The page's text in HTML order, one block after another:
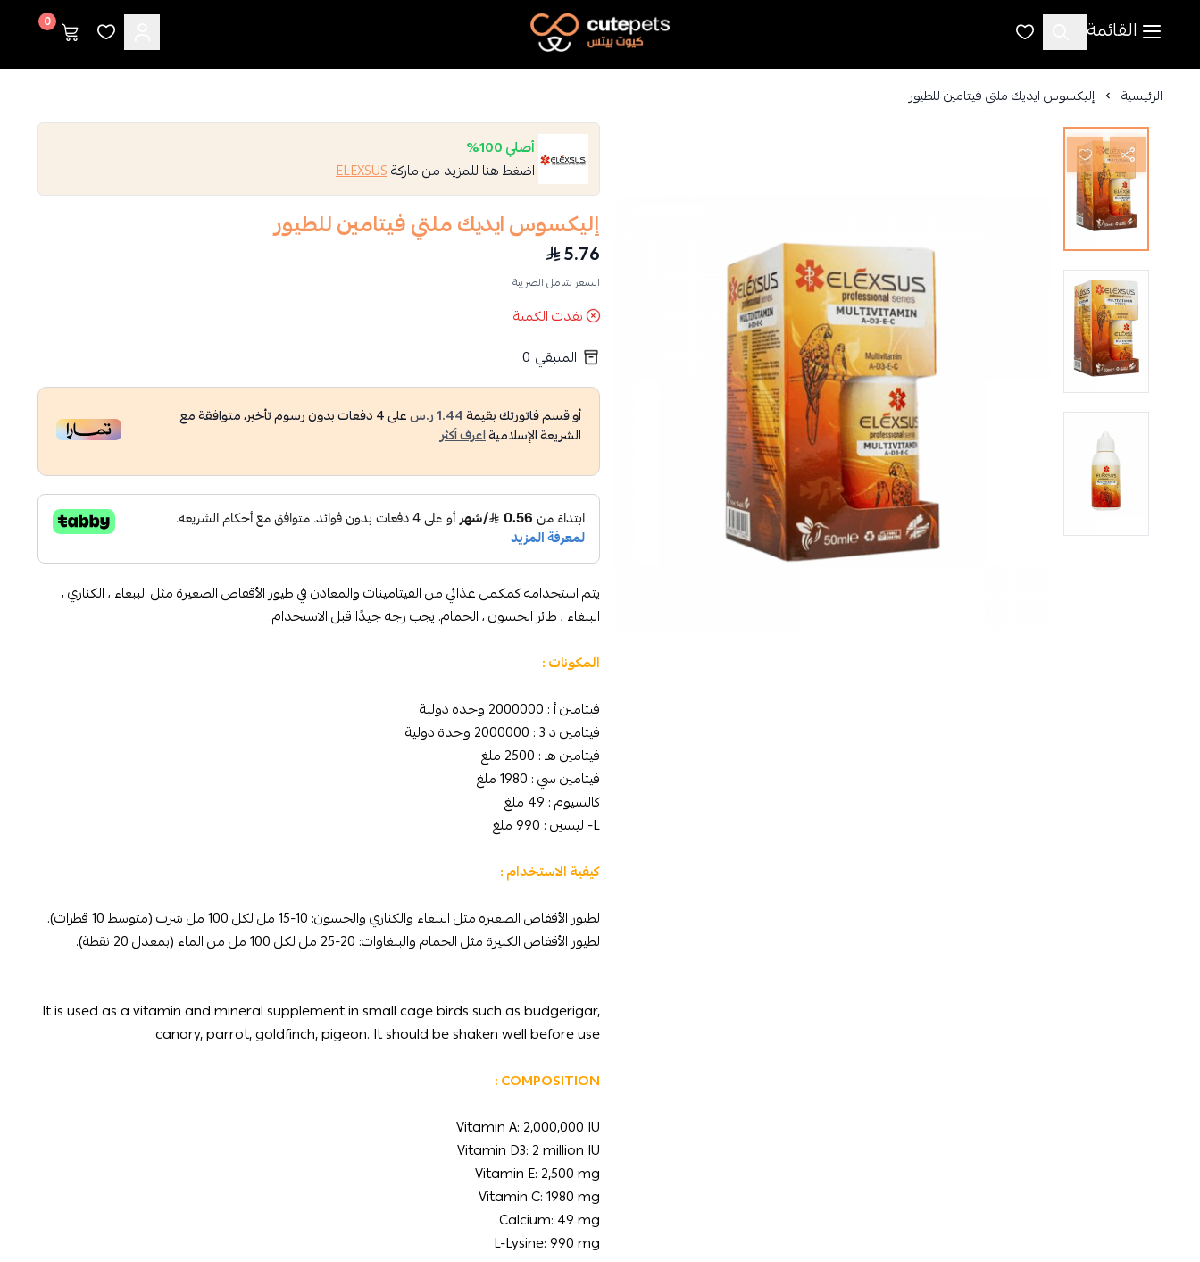
القائمة Cutepets
0
الرئيسية إليكسوس ايديك ملتي فيتامين للطيور
أصلي 100%
اضغط هنا للمزيد من ماركةELEXSUS
إليكسوس ايديك ملتي فيتامين للطيور
5.76
السعر شامل الضريبة
نفدت الكمية
المتبقي 0
أو قسم فاتورتك بقيمة1.44 ر.س على4دفعات بدون رسوم تأخير، متوافقة مع
الشريعة الإسلاميةاعرف أكثر
يتم استخدامه كمكمل غذائي من الفيتامينات والمعادن في طيور الأقفاص الصغيرة مثل الببغاء ، الكناري ،
الببغاء ، طائر الحسون ، الحمام. يجب رجه جيدًا قبل الاستخدام.
المكونات :
فيتامين أ : 2000000 وحدة دولية
فيتامين د 3 : 2000000 وحدة دولية
فيتامين هـ : 2500 ملغ
فيتامين سي : 1980 ملغ
كالسيوم : 49 ملغ
L- ليسين : 990 ملغ
كيفية الاستخدام :
لطيور الأقفاص الصغيرة مثل الببغاء والكناري والحسون: 10-15 مل لكل 100 مل شرب (متوسط ​​10 قطرات).
لطيور الأقفاص الكبيرة مثل الحمام والببغاوات: 20-25 مل لكل 100 مل من الماء (بمعدل 20 نقطة).
It is used as a vitamin and mineral supplement in small cage birds such as budgerigar,
canary, parrot, goldfinch, pigeon. It should be shaken well before use.
COMPOSITION :
Vitamin A: 2,000,000 IU
Vitamin D3: 2 million IU
Vitamin E: 2,500 mg
Vitamin C: 1980 mg
Calcium: 49 mg
L-Lysine: 990 mg